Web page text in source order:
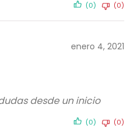
(0) (0)
enero 4, 2021
desde un inicio
(0) (0)